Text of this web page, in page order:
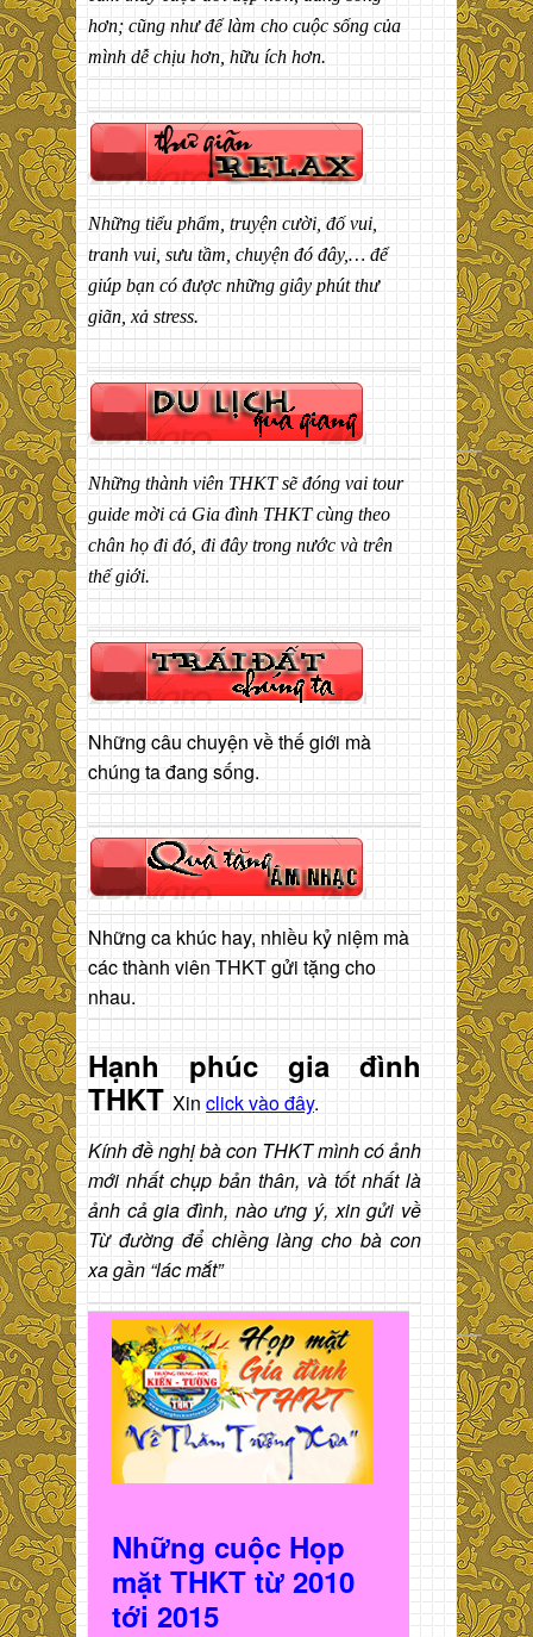
hơn; cũng như để làm cho cuộc sống của
mình dễ chịu hơn, hữu ích hơn.
Những tiểu phẩm, truyện cười, đố vui,
tranh vui, sưu tầm, chuyện đó đây,… để
giúp bạn có được những giây phút thư
giãn, xả stress.
Những thành viên THKT sẽ đóng vai tour
guide mời cả Gia đình THKT cùng theo
chân họ đi đó, đi đây trong nước và trên
thế giới.
Những câu chuyện về thế giới mà
chúng ta đang sống.
Những ca khúc hay, nhiều kỷ niệm mà
các thành viên THKT gửi tặng cho
nhau.
Hạnh phúc gia đình
THKT Xin click vào đây.
Kính đề nghị bà con THKT mình có ảnh
mới nhất chụp bản thân, và tốt nhất là
ảnh cả gia đình, nào ưng ý, xin gửi về
Từ đường để chiềng làng cho bà con
xa gần “lác mắt”
Những cuộc Họp
mặt THKT từ 2010
tới 2015